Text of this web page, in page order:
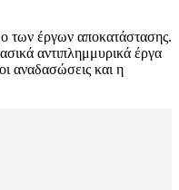
των έργων αποκατάστασης.
αντιπλημμυρικά έργα
αναδασώσεις και η